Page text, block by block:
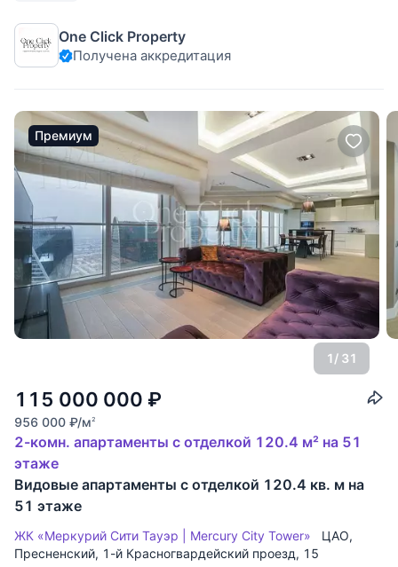
окон открываются прекрасные виды на город в сторону
Звенигородского шоссе В
One Click Property
Получена аккредитация
Премиум
1/ 31
115 000 000 ₽
956 000 ₽/м2
2-комн. апартаменты с отделкой 120.4 м² на 51
этаже
Видовые апартаменты с отделкой 120.4 кв. м на
51 этаже
ЖК «Меркурий Сити Тауэр | Mercury City Tower» ЦАО,
Пресненский, 1-й Красногвардейский проезд, 15